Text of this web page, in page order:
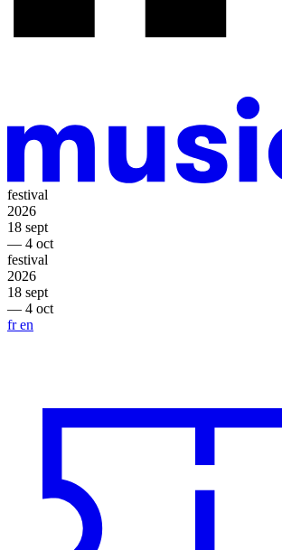
festival
2026
18 sept
— 4 oct
festival
2026
18 sept
— 4 oct
fren